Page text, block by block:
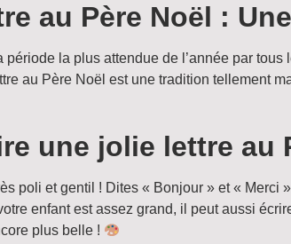
au Père Noël :
période la plus attendue de l’année par
au Père Noël est une tradition tellement
une jolie lettre au
poli et gentil ! Dites « Bonjour » et « Merci
enfant est assez grand, il peut aussi
plus belle !